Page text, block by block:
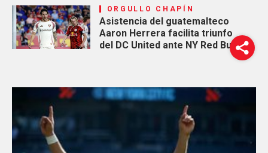
ORGULLO CHAPÍN
Asistencia del guatemalteco
Aaron Herrera facilita triunfo
del DC United ante NY Red Bulls